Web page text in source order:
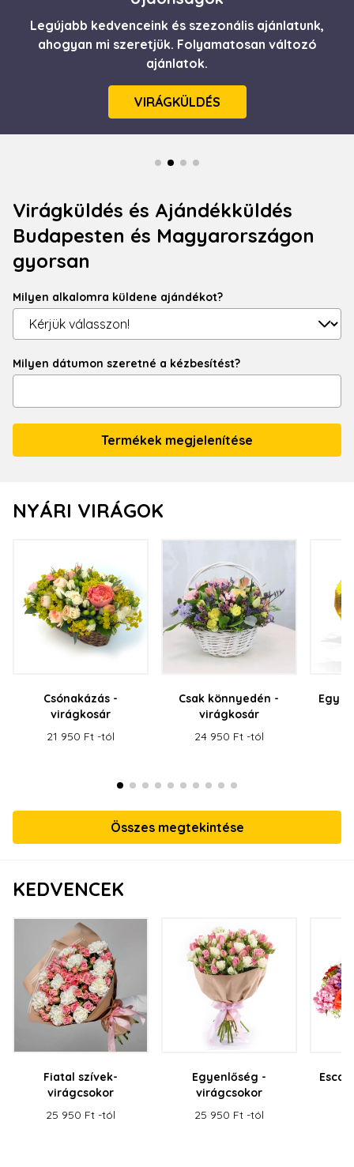
Itt a nyár! Frissesség, üdeség csokorba szedve.
Minőségi, gyors virágküldés egyenesen házhoz
szállítva.
RÉSZLETEK
Legújabb kedvenceink és szezonális ajánlatunk,
ahogyan mi szeretjük. Folyamatosan változó
ajánlatok.
VIRÁGKÜLDÉS
Virágküldés és Ajándékküldés
Budapesten és Magyarországon
gyorsan
Milyen alkalomra küldene ajándékot?
Milyen dátumon szeretné a kézbesítést?
NYÁRI VIRÁGOK
Csónakázás -
virágkosár
21 950 Ft -tól
Csak könnyedén -
virágkosár
24 950 Ft -tól
Egy
Összes megtekintése
KEDVENCEK
Fiatal szívek-
virágcsokor
25 950 Ft -tól
Egyenlőség -
virágcsokor
25 950 Ft -tól